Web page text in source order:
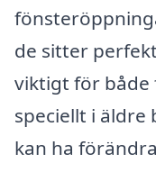
de sitter
viktigt för både
speciellt i
kan ha